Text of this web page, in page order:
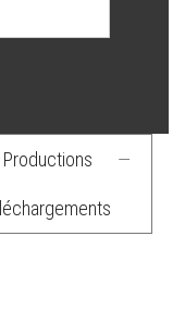
Productions —